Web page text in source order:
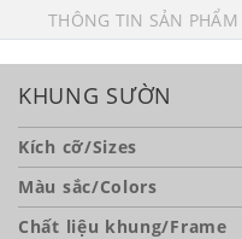
THÔNG TIN SẢN PHẨM
KHUNG SƯỜN
Kích cỡ/Sizes
Màu sắc/Colors
Chất liệu khung/Frame